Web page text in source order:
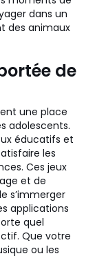
dans un
des animaux
de
une place
adolescents.
éducatifs et
les
Ces jeux
et de
s’immerger
applications
quel
Que votre
ou les